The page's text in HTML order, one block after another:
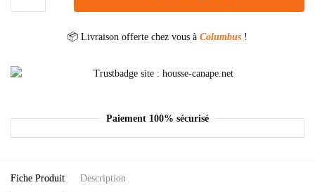
📦 Livraison offerte chez vous à Columbus !
Paiement 100% sécurisé
Fiche Produit Description